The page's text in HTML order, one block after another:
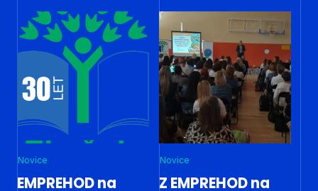
Novice
EMPREHOD na
Novice
Z EMPREHOD na